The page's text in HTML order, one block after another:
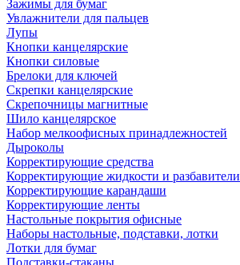
Зажимы для бумаг
Увлажнители для пальцев
Лупы
Кнопки канцелярские
Кнопки силовые
Брелоки для ключей
Скрепки канцелярские
Скрепочницы магнитные
Шило канцелярское
Набор мелкоофисных принадлежностей
Дыроколы
Корректирующие средства
Корректирующие жидкости и разбавители
Корректирующие карандаши
Корректирующие ленты
Настольные покрытия офисные
Наборы настольные, подставки, лотки
Лотки для бумаг
Подставки-стаканы